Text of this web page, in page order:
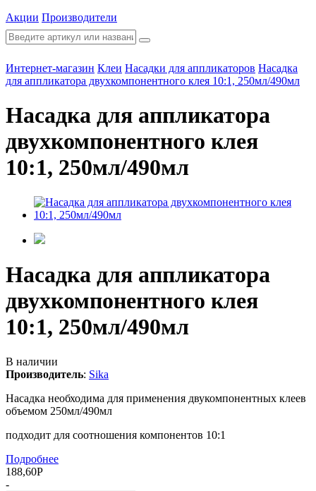
Акции Производители
Интернет-магазин Клеи Насадки для аппликаторов Насадка
для аппликатора двухкомпонентного клея 10:1, 250мл/490мл
Насадка для аппликатора
двухкомпонентного клея
10:1, 250мл/490мл
Насадка для аппликатора
двухкомпонентного клея
10:1, 250мл/490мл
В наличии
Производитель: Sika
Насадка необходима для применения двукомпонентных клеев
объемом 250мл/490мл
подходит для соотношения компонентов 10:1
Подробнее
188,60Р
-